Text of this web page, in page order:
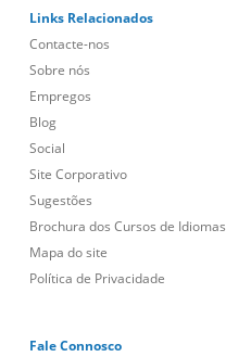
Links Relacionados
Contacte-nos
Sobre nós
Empregos
Blog
Social
Site Corporativo
Sugestões
Brochura dos Cursos de Idiomas
Mapa do site
Política de Privacidade
Fale Connosco